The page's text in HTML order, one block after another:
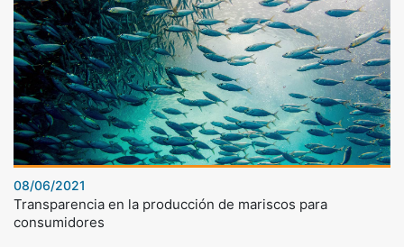
08/06/2021
Transparencia en la producción de mariscos para
consumidores